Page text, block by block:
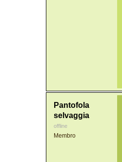
Pantofola
selvaggia
offline
Membro